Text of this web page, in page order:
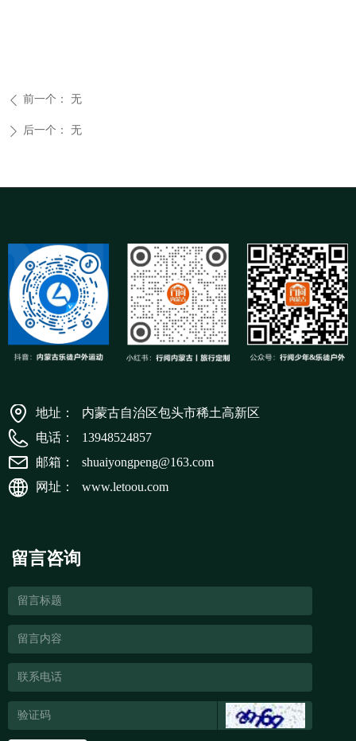
ꄴ 前一个： 无
ꄲ 后一个： 无
留言咨询
地址：
内蒙古自治区包头市稀土高新区
电话：
13948524857
邮箱：
shuaiyongpeng@163.com
网址：
www.letoou.com